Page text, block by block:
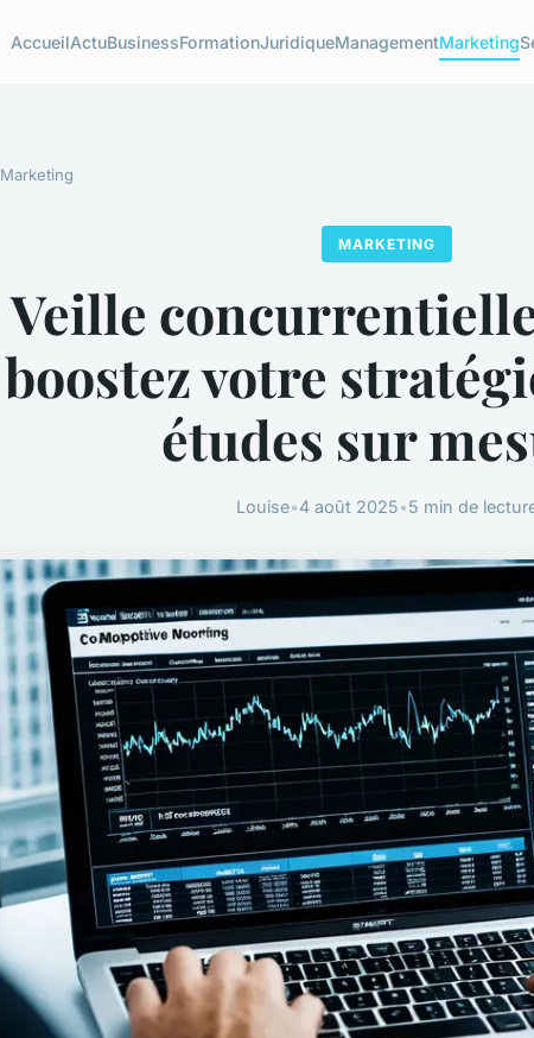
AccueilActuBusinessFormationJuridiqueManagementMarketing
Marketing
MARKETING
Veille
boostez votre
études sur
Louise•4 août 2025•5 min de